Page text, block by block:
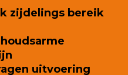
zijdelings bereik
uitvoering